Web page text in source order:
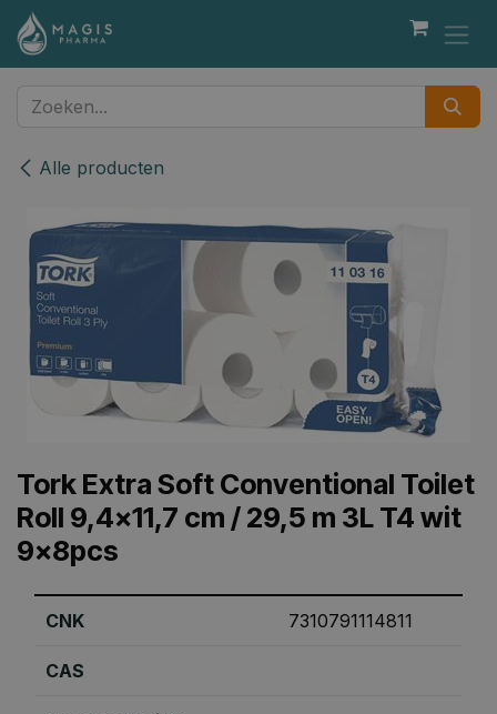
Overslaan naar inhoud
Alle producten
Tork Extra Soft Conventional Toilet
Roll 9,4x11,7 cm / 29,5 m 3L T4 wit
9x8pcs
CNK 7310791114811
CAS